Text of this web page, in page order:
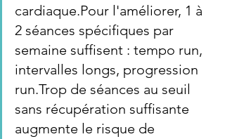
cardiaque.Pour l'améliorer, 1 à
2 séances spécifiques par
semaine suffisent : tempo run,
intervalles longs, progression
run.Trop de séances au seuil
sans récupération suffisante
augmente le risque de